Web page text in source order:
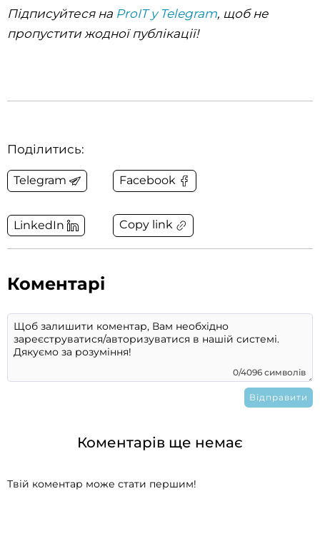
Підписуйтеся на ProIT у Telegram, щоб не
пропустити жодної публікації!
Поділитись:
Telegram Facebook
LinkedIn Copy link
Коментарі
0/4096 символів
Коментарів ще немає
Твій коментар може стати першим!